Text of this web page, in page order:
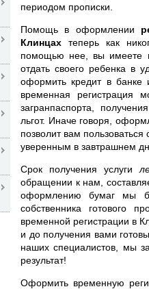
периодом прописки.
Помощь в оформлении
Клинцах теперь как
помощью нее, вы имеете
отдать своего ребенка в
оформить кредит в
временная регистрация
загранпаспорта,
льгот. Иначе говоря,
позволит вам
уверенным в завтрашнем
Срок получения услуги
обращении к нам,
оформлению бумаг мы
собственника готового
временной регистрации в
и до получения вами
наших специалистов, мы
результат!
Оформить временную